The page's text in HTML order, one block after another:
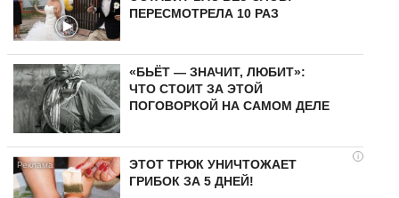
ПЕРЕСМОТРЕЛА 10 РАЗ
«БЬЁТ — ЗНАЧИТ, ЛЮБИТ»:
ЧТО СТОИТ ЗА ЭТОЙ
ПОГОВОРКОЙ НА САМОМ ДЕЛЕ
i
ЭТОТ ТРЮК УНИЧТОЖАЕТ
ГРИБОК ЗА 5 ДНЕЙ!